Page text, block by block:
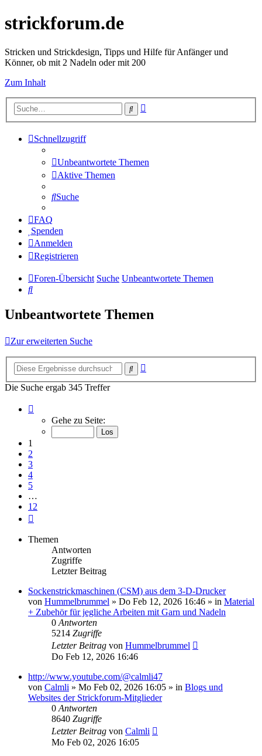
strickforum.de
Stricken und Strickdesign, Tipps und Hilfe für Anfänger und
Könner, ob mit 2 Nadeln oder mit 200
Zum Inhalt
Suche
Schnellzugriff
Unbeantwortete Themen
Aktive Themen
Suche
FAQ
Spenden
Anmelden
Registrieren
Foren-Übersicht Suche Unbeantwortete Themen
Suche
Unbeantwortete Themen
Zur erweiterten Suche
Suche
Die Suche ergab 345 Treffer
von
Gehe zu Seite:
1
2
3
4
5
…
12
Themen
Antworten
Zugriffe
Letzter Beitrag
Sockenstrickmaschinen (CSM) aus dem 3-D-Drucker
von Hummelbrummel » Do Feb 12, 2026 16:46 » in Material
+ Zubehör für jegliche Arbeiten mit Garn und Nadeln
0 Antworten
5214 Zugriffe
Letzter Beitrag von Hummelbrummel
Do Feb 12, 2026 16:46
http://www.youtube.com/@calmli47
von Calmli » Mo Feb 02, 2026 16:05 » in Blogs und
Websites der Strickforum-Mitglieder
0 Antworten
8640 Zugriffe
Letzter Beitrag von Calmli
Mo Feb 02, 2026 16:05